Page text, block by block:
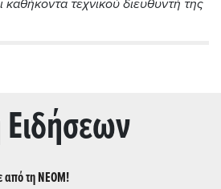
τεχνικού διευθυντή της
από τη ΝΕΟΜ!